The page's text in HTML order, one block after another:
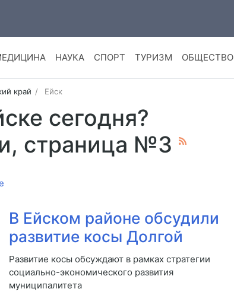
НАУКА СПОРТ ТУРИЗМ ОБЩЕСТВО
край Ейск
сегодня?
страница №3
В Ейском районе обсудили
развитие косы Долгой
Развитие косы обсуждают в рамках стратегии
социально-экономического развития
муниципалитета